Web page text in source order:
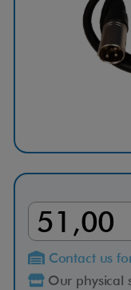
51,00
Contact us
Our physical